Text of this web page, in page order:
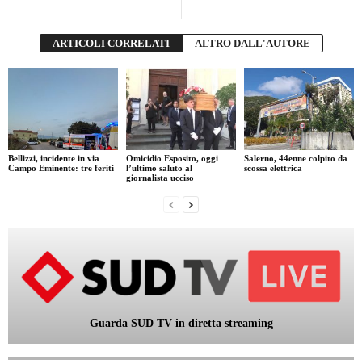
ARTICOLI CORRELATI ALTRO DALL'AUTORE
Bellizzi, incidente in via
Campo Eminente: tre feriti
Omicidio Esposito, oggi
l’ultimo saluto al
giornalista ucciso
Salerno, 44enne colpito da
scossa elettrica
Guarda SUD TV in diretta streaming